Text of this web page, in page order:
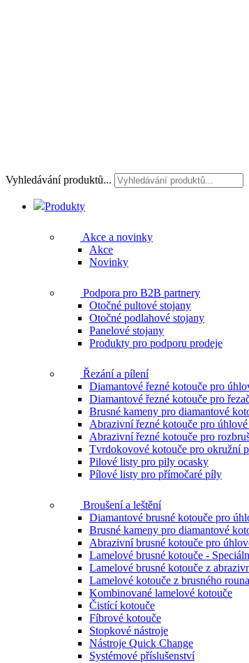
Vyhledávání produktů...
Produkty
Akce a novinky
Akce
Novinky
Podpora pro B2B partnery
Otočné pultové stojany
Otočné podlahové stojany
Panelové stojany
Produkty pro podporu prodeje
Řezání a pílení
Diamantové řezné kotouče pro
Diamantové řezné kotouče pro
Brusné kameny pro diamantové
Abrazivní řezné kotouče pro
Abrazivní řezné kotouče pro
Tvrdokovové kotouče pro okružní
Pilové listy pro pily ocasky
Pílové listy pro přímočaré píly
Broušení a leštění
Diamantové brusné kotouče pro
Brusné kameny pro diamantové
Abrazivní brusné kotouče pro
Lamelové brusné kotouče -
Lamelové brusné kotouče z
Lamelové kotouče z brusného rouna
Kombinované lamelové kotouče
Čistící kotouče
Fíbrové kotouče
Stopkové nástroje
Nástroje Quick Change
Systémové příslušenství